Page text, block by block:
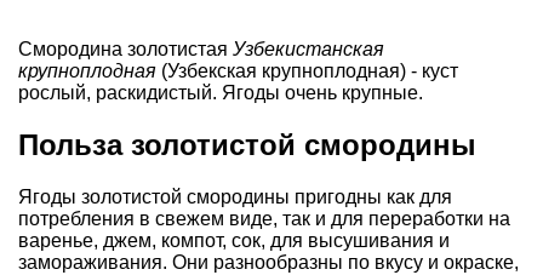
Смородина золотистая Узбекистанская
крупноплодная (Узбекская крупноплодная) - куст
рослый, раскидистый. Ягоды очень крупные.
Польза золотистой смородины
Ягоды золотистой смородины пригодны как для
потребления в свежем виде, так и для переработки на
варенье, джем, компот, сок, для высушивания и
замораживания. Они разнообразны по вкусу и окраске,